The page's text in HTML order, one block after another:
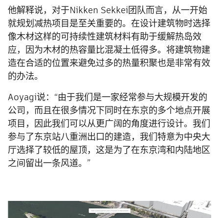
他解释说，对于Nikken Sekkei团队而言，从一开始
就规划减热项目是至关重要的。在设计建筑物时选择
像木材这样的可持续性建筑材料有助于缓解热岛效
应，因为木材的热容量比混凝土低得多。将建筑物建
造在合适的位置来避免过多的热量积聚也是非常有效
的办法。
Aoyagi说：“由于我们是一家经常参与大规模开发的
公司，而且在很多情况下同时在东京的多个地点开展
项目，因此我们可以从更广阔的角度进行设计。我们
参与了东京站八重洲出口的建造，我们特意为中央大
厅选择了较低的屋顶，这是为了在东京湾和内陆地区
之间留出一条风道。”